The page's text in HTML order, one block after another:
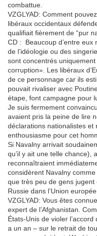
combattue.
VZGLYAD: Comment
libéraux occidentaux
qualifiait fièrement de “pur
CD : Beaucoup d’entre eux
de l’idéologie ou des
sont concentrés
corruption». Les libéraux
de ce personnage car ils
pouvait rivaliser avec
étape, font campagne pour
Je suis fermement
avaient pris la peine de lire
déclarations nationalistes et
enthousiasme pour cet
Si Navalny arrivait
qu’il y ait une telle chance),
reconnaîtraient
considèrent Navalny
que très peu de gens
Russie dans l’Union
VZGLYAD: Vous êtes
expert de l’Afghanistan.
États-Unis de violer
a un an – sur le retrait de